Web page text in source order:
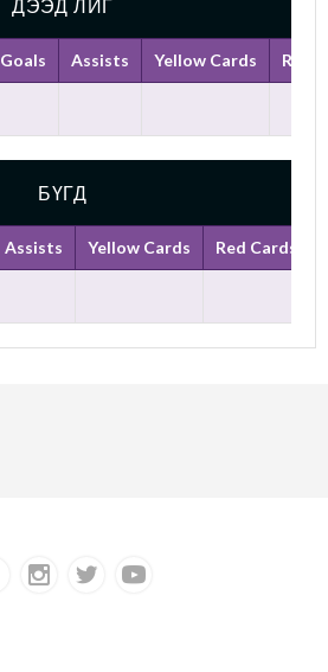
ДЭЭД ЛИГ
Goals Assists Yellow Cards Red
БҮГД
Assists Yellow Cards Red Cards